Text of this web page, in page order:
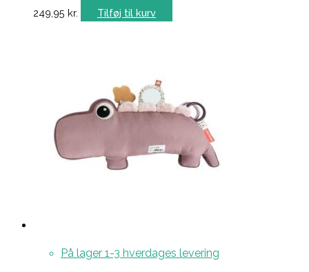
249,95 kr. Tilføj til kurv
På lager 1-3 hverdages levering